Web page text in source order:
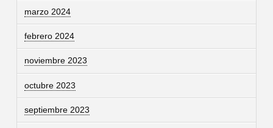
marzo 2024
febrero 2024
noviembre 2023
octubre 2023
septiembre 2023